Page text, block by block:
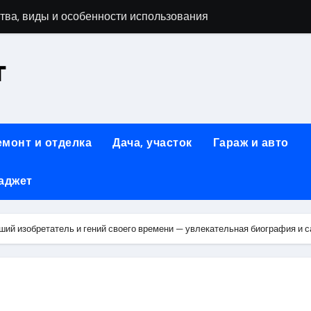
виды и особенности использования
помощник при ремонтных работах
к Успешному Реализации Ваших Идей
и практичность
Дома: Экологичность и Практичность
и отделка Дача, участок Гараж и авто
изобретатель и гений своего времени — увлекательная биография и